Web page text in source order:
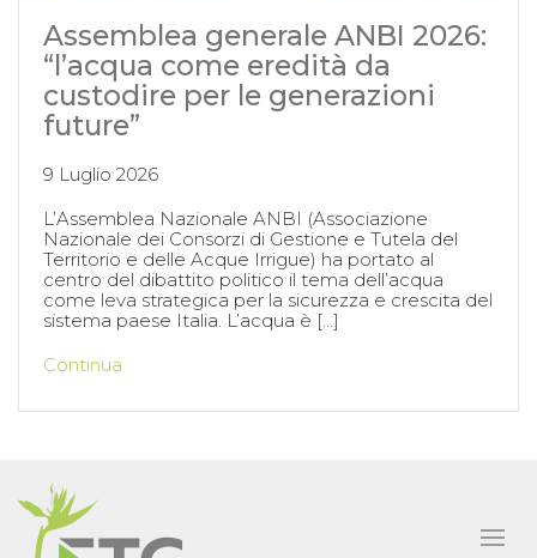
Assemblea generale ANBI 2026:
“l’acqua come eredità da
custodire per le generazioni
future”
9 Luglio 2026
L’Assemblea Nazionale ANBI (Associazione
Nazionale dei Consorzi di Gestione e Tutela del
Territorio e delle Acque Irrigue) ha portato al
centro del dibattito politico il tema dell’acqua
come leva strategica per la sicurezza e crescita del
sistema paese Italia. L’acqua è […]
Continua